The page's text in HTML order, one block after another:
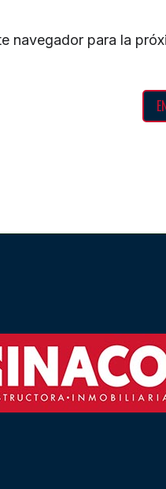
navegador para la